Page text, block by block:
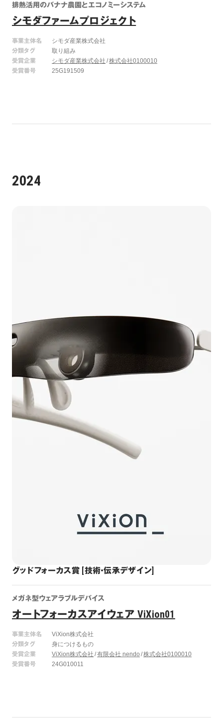
排熱活用のバナナ農園とエコノミーシステム
シモダファームプロジェクト
事業主体名
シモダ産業株式会社
分類タグ
取り組み
受賞企業
シモダ産業株式会社 株式会社0100010
受賞番号
25G191509
2024
グッドフォーカス賞 [技術・伝承デザイン]
メガネ型ウェアラブルデバイス
オートフォーカスアイウェア ViXion01
事業主体名
ViXion株式会社
分類タグ
身につけるもの
受賞企業
ViXion株式会社 有限会社 nendo 株式会社0100010
受賞番号
24G010011